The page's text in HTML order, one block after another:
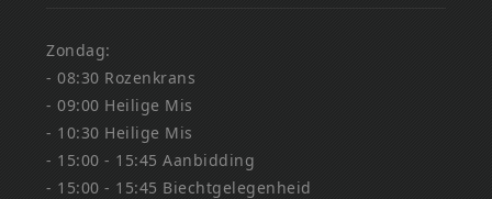
Zondag:
- 08:30 Rozenkrans
- 09:00 Heilige Mis
- 10:30 Heilige Mis
- 15:00 - 15:45 Aanbidding
- 15:00 - 15:45 Biechtgelegenheid